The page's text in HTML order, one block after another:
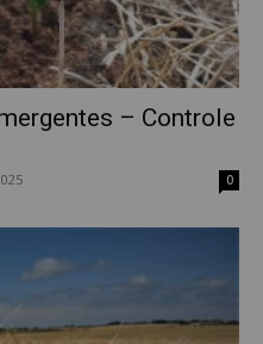
– Controle
0